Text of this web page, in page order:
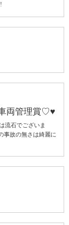
両管理賞♡♥
流石でございま
事故の無さは綺麗に